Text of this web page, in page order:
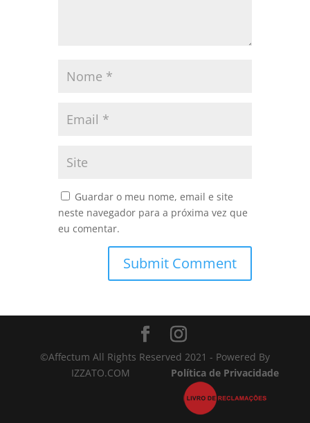
Guardar o meu nome, email e site
neste navegador para a próxima vez que
eu comentar.
©Affectum All Rights Reserved 2021 - Powered By
IZZATO.COM
Política de Privacidade